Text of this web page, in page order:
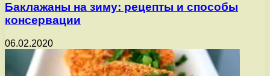
Баклажаны на зиму: рецепты и способы
консервации
06.02.2020